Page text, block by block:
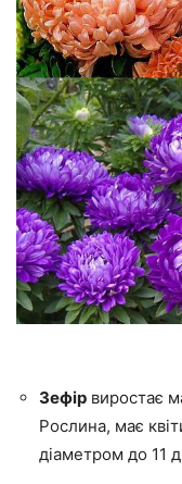
Зефір виростає
Рослина, має
діаметром до 11